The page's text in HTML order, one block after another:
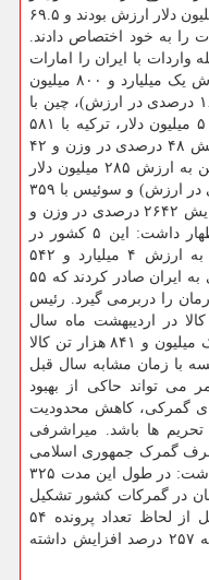
۷۰۰ هزار تن وزن و ۲ میلیارد و یکصد میلیون دلار ارزش بودند و ۶۹.۵
را به خود اختصاص دادند.
با ایران را امارات
با یک میلیون و ۴۰۰ هزار تن کالا به ارزش یک میلیارد و ۸۰۰ میلیون
دلار (افزایش ۱۱۴ درصدی در وزن و ۱۸۱ درصدی در ارزش)، چین با
۴۶۱ هزار تن به ارزش یک میلیارد و ۵۰۰ میلیون دلار، ترکیه با ۵۸۱
هزار تن به ارزش ۶۴۲ میلیون دلار (کاهش ۴۸ درصدی در وزن و ۴۲
درصدی در ارزش)، آلمان با ۱۵۶ هزار تن به ارزش ۲۸۵ میلیون دلار
(کاهش ۵۴ درصدی در وزن و ۱۵ درصدی در ارزش) و سوئیس با ۳۵۹
هزار تن به ارزش ۲۸۳ میلیون دلار (افزایش ۲۶۴۲ درصدی در وزن و
۲۰۶۱ درصدی در ارزش) برشمرد و اظهار داشت: این ۵ کشور در
مجموع ۲ میلیون و ۹۶۲ هزار تن کالا به ارزش ۴ میلیارد و ۵۴۲
میلیون دلار در اردیبهشت ماه سال جاری به ایران صادر کردند که ۵۵
کشورمان را دربرمی گیرد. رئیس
در اردیبهشت ماه سال
جاری اظهارداشت: در طول این مدت یک میلیون و ۸۴۱ هزار تن کالا
با زمان مشابه سال قبل
می تواند حاکی از بهبود
گمرکی، کاهش محدودیت
تحریم ها باشد. میراشرفی
طرف گمرک جمهوری اسلامی
ایران در دومین ماه سال ۱۴۰۰ اظهار داشت: در طول این مدت ۳۲۵
۳۷۷ میلیارد تومان در گمرکات کشور تشکیل
شد که نسبت به زمان مشابه سال قبل از لحاظ تعداد پرونده ۵۴
درصد و از حیث ارزش کالاهای مکشوفه ۲۵۷ درصد افزایش داشته